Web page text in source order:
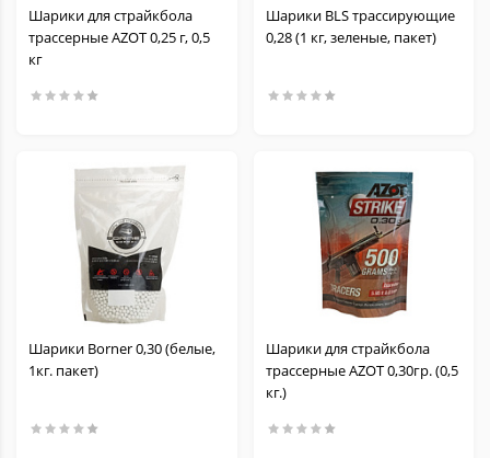
Шарики для страйкбола
трассерные AZOT 0,25 г, 0,5
кг
Шарики BLS трассирующие
0,28 (1 кг, зеленые, пакет)
Шарики Borner 0,30 (белые,
1кг. пакет)
Шарики для страйкбола
трассерные AZOT 0,30гр. (0,5
кг.)